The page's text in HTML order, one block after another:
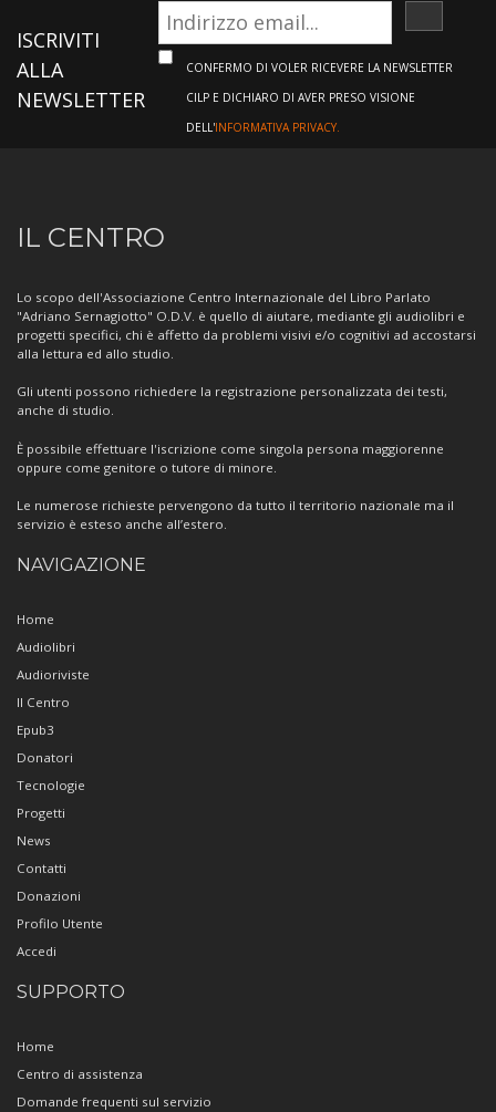
ISCRIVITI
ALLA
NEWSLETTER
CONFERMO DI VOLER RICEVERE LA NEWSLETTER
CILP E DICHIARO DI AVER PRESO VISIONE
DELL'INFORMATIVA PRIVACY.
Informazioni
sul
Centro
IL CENTRO
Lo scopo dell'Associazione Centro Internazionale del Libro Parlato
"Adriano Sernagiotto" O.D.V. è quello di aiutare, mediante gli audiolibri e
progetti specifici, chi è affetto da problemi visivi e/o cognitivi ad accostarsi
alla lettura ed allo studio.
Gli utenti possono richiedere la registrazione personalizzata dei testi,
anche di studio.
È possibile effettuare l'iscrizione come singola persona maggiorenne
oppure come genitore o tutore di minore.
Le numerose richieste pervengono da tutto il territorio nazionale ma il
servizio è esteso anche all’estero.
NAVIGAZIONE
Home
Audiolibri
Audioriviste
Il Centro
Epub3
Donatori
Tecnologie
Progetti
News
Contatti
Donazioni
Profilo Utente
Accedi
SUPPORTO
Home
Centro di assistenza
Domande frequenti sul servizio